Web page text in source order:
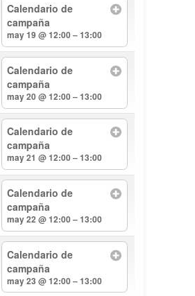
Calendario de
campaña
may 19 @ 12:00 – 13:00
Calendario de
campaña
may 20 @ 12:00 – 13:00
Calendario de
campaña
may 21 @ 12:00 – 13:00
Calendario de
campaña
may 22 @ 12:00 – 13:00
Calendario de
campaña
may 23 @ 12:00 – 13:00